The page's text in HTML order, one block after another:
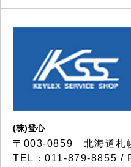
(株)登心
〒003-0859 北海道札
TEL：011-879-8855 /